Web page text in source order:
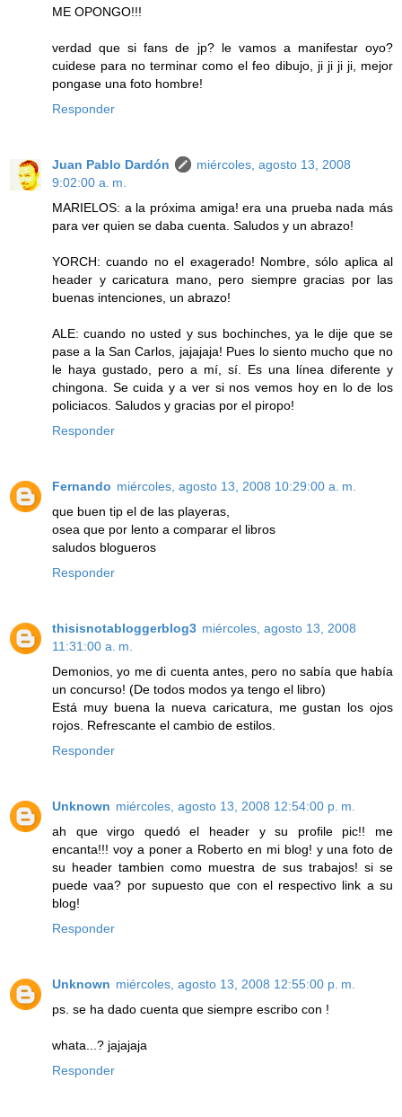
ME OPONGO!!!
verdad que si fans de jp? le vamos a manifestar oyo?
cuidese para no terminar como el feo dibujo, ji ji ji ji, mejor
pongase una foto hombre!
Responder
Juan Pablo Dardón
miércoles, agosto 13, 2008
9:02:00 a. m.
MARIELOS: a la próxima amiga! era una prueba nada más
para ver quien se daba cuenta. Saludos y un abrazo!
YORCH: cuando no el exagerado! Nombre, sólo aplica al
header y caricatura mano, pero siempre gracias por las
buenas intenciones, un abrazo!
ALE: cuando no usted y sus bochinches, ya le dije que se
pase a la San Carlos, jajajaja! Pues lo siento mucho que no
le haya gustado, pero a mí, sí. Es una línea diferente y
chingona. Se cuida y a ver si nos vemos hoy en lo de los
policiacos. Saludos y gracias por el piropo!
Responder
Fernando miércoles, agosto 13, 2008 10:29:00 a. m.
que buen tip el de las playeras,
osea que por lento a comparar el libros
saludos blogueros
Responder
thisisnotabloggerblog3 miércoles, agosto 13, 2008
11:31:00 a. m.
Demonios, yo me di cuenta antes, pero no sabía que había
un concurso! (De todos modos ya tengo el libro)
Está muy buena la nueva caricatura, me gustan los ojos
rojos. Refrescante el cambio de estilos.
Responder
Unknown miércoles, agosto 13, 2008 12:54:00 p. m.
ah que virgo quedó el header y su profile pic!! me
encanta!!! voy a poner a Roberto en mi blog! y una foto de
su header tambien como muestra de sus trabajos! si se
puede vaa? por supuesto que con el respectivo link a su
blog!
Responder
Unknown miércoles, agosto 13, 2008 12:55:00 p. m.
ps. se ha dado cuenta que siempre escribo con !
whata...? jajajaja
Responder